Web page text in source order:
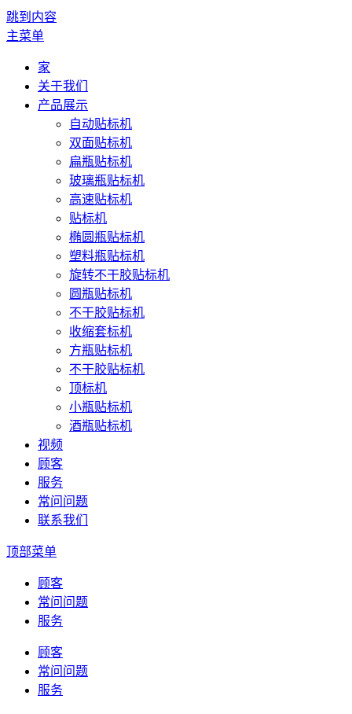
跳到内容
主菜单
家
关于我们
产品展示
自动贴标机
双面贴标机
扁瓶贴标机
玻璃瓶贴标机
高速贴标机
贴标机
椭圆瓶贴标机
塑料瓶贴标机
旋转不干胶贴标机
圆瓶贴标机
不干胶贴标机
收缩套标机
方瓶贴标机
不干胶贴标机
顶标机
小瓶贴标机
酒瓶贴标机
视频
顾客
服务
常问问题
联系我们
顶部菜单
顾客
常问问题
服务
顾客
常问问题
服务